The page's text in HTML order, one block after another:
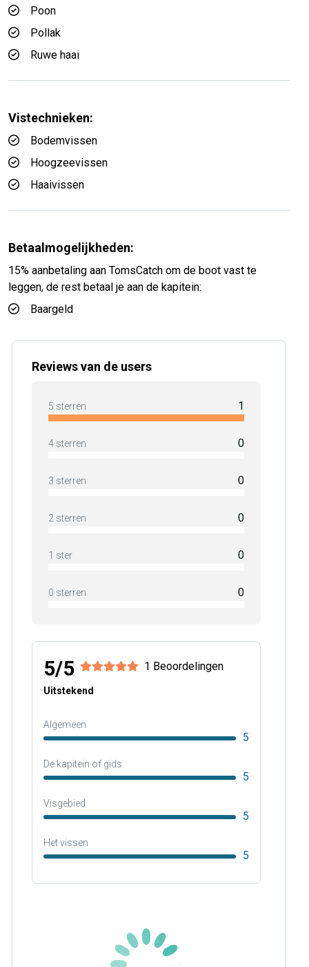
Poon
Pollak
Ruwe haai
Vistechnieken:
Bodemvissen
Hoogzeevissen
Haaivissen
Betaalmogelijkheden:
15% aanbetaling aan TomsCatch om de boot vast te
leggen, de rest betaal je aan de kapitein:
Baargeld
Reviews van de users
5 sterren 1
4 sterren 0
3 sterren 0
2 sterren 0
1 ster 0
0 sterren 0
5/5 1 Beoordelingen
Uitstekend
Algemeen
5
De kapitein of gids
5
Visgebied
5
Het vissen
5